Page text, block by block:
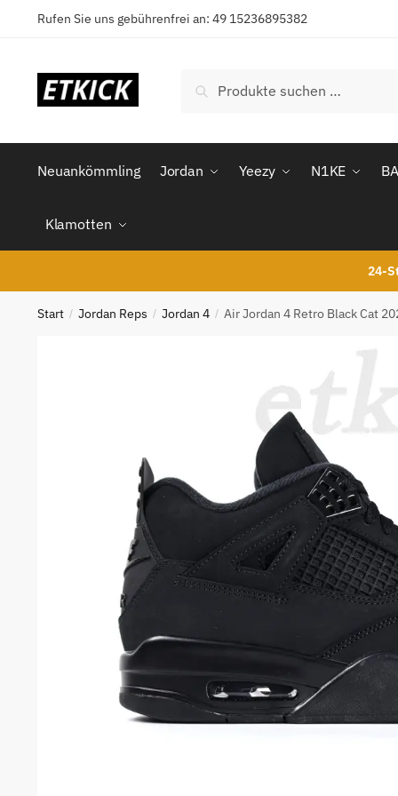
Rufen Sie uns gebührenfrei an: 49 15236895382
nach:
Suchen
Neuankömmling Jordan Yeezy N1KE
Klamotten
24-
Start / Jordan Reps / Jordan 4 / Air Jordan 4 Retro Black Cat